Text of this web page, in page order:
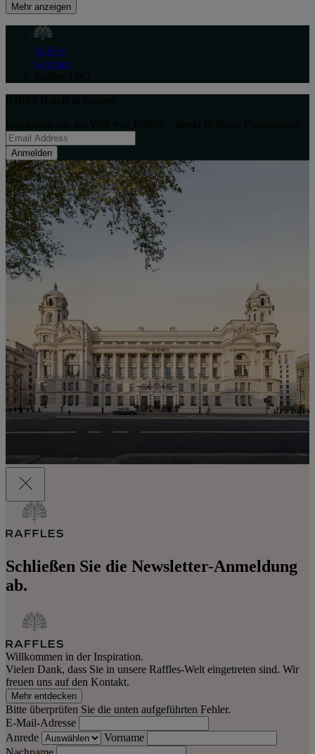
Mehr anzeigen
Raffles
German
Anmelden
Schließen Sie die Newsletter-Anmeldung
ab.
Willkommen in der Inspiration.
Vielen Dank, dass Sie in unsere Raffles-Welt eingetreten sind. Wir
freuen uns auf den Kontakt.
Mehr entdecken
Bitte überprüfen Sie die unten aufgeführten Fehler.
E-Mail-Adresse
Anrede
Vorname